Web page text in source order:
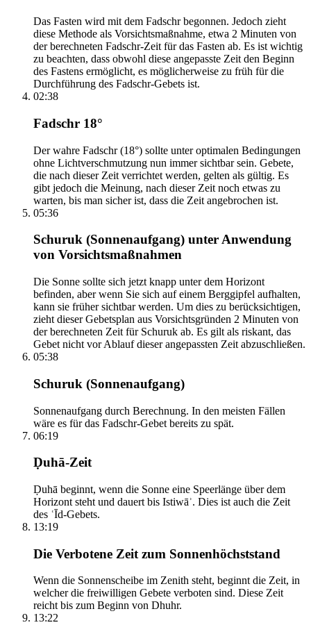
Das Fasten wird mit dem Fadschr begonnen. Jedoch zieht
diese Methode als Vorsichtsmaßnahme, etwa 2 Minuten von
der berechneten Fadschr-Zeit für das Fasten ab. Es ist wichtig
zu beachten, dass obwohl diese angepasste Zeit den Beginn
des Fastens ermöglicht, es möglicherweise zu früh für die
Durchführung des Fadschr-Gebets ist.
02:38
Fadschr 18°
Der wahre Fadschr (18°) sollte unter optimalen Bedingungen
ohne Lichtverschmutzung nun immer sichtbar sein. Gebete,
die nach dieser Zeit verrichtet werden, gelten als gültig. Es
gibt jedoch die Meinung, nach dieser Zeit noch etwas zu
warten, bis man sicher ist, dass die Zeit angebrochen ist.
05:36
Schuruk (Sonnenaufgang) unter Anwendung
von Vorsichtsmaßnahmen
Die Sonne sollte sich jetzt knapp unter dem Horizont
befinden, aber wenn Sie sich auf einem Berggipfel aufhalten,
kann sie früher sichtbar werden. Um dies zu berücksichtigen,
zieht dieser Gebetsplan aus Vorsichtsgründen 2 Minuten von
der berechneten Zeit für Schuruk ab. Es gilt als riskant, das
Gebet nicht vor Ablauf dieser angepassten Zeit abzuschließen.
05:38
Schuruk (Sonnenaufgang)
Sonnenaufgang durch Berechnung. In den meisten Fällen
wäre es für das Fadschr-Gebet bereits zu spät.
06:19
Ḍuhā-Zeit
Ḍuhā beginnt, wenn die Sonne eine Speerlänge über dem
Horizont steht und dauert bis Istiwāʾ. Dies ist auch die Zeit
des ʿĪd-Gebets.
13:19
Die Verbotene Zeit zum Sonnenhöchststand
Wenn die Sonnenscheibe im Zenith steht, beginnt die Zeit, in
welcher die freiwilligen Gebete verboten sind. Diese Zeit
reicht bis zum Beginn von Dhuhr.
13:22